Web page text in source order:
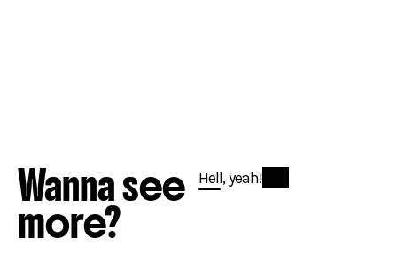
Wanna see
more?
Hell, yeah!